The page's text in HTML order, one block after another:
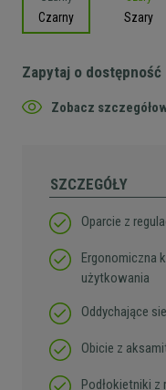
Czarny Szary
Zapytaj o dostępność
Zobacz
SZCZEGÓŁY
Oparcie z
Ergonomiczna
użytkowania
Oddychające
Obicie z
Podłokietniki z